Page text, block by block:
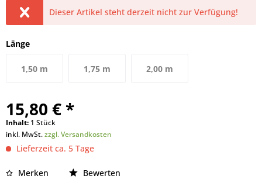
Dieser Artikel steht derzeit nicht zur Verfügung!
Länge
1,50 m 1,75 m 2,00 m
15,80 € *
Inhalt: 1 Stück
inkl. MwSt.zzgl. Versandkosten
Lieferzeit ca. 5 Tage
Merken Bewerten